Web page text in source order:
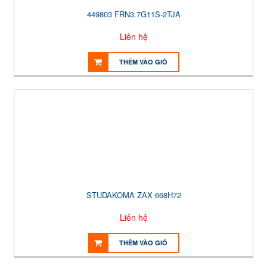
449803 FRN3.7G11S-2TJA
Liên hệ
THÊM VÀO GIỎ
STUDAKOMA ZAX 668H72
Liên hệ
THÊM VÀO GIỎ